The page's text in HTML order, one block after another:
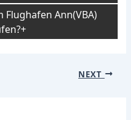
Ann(VBA)
NEXT